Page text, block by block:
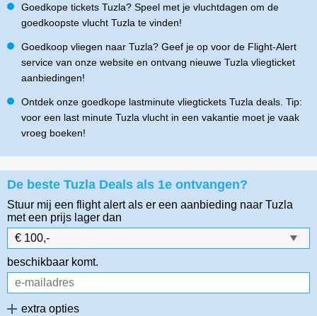
Goedkope tickets Tuzla? Speel met je vluchtdagen om de
goedkoopste vlucht Tuzla te vinden!
Goedkoop vliegen naar Tuzla? Geef je op voor de Flight-Alert
service van onze website en ontvang nieuwe Tuzla vliegticket
aanbiedingen!
Ontdek onze goedkope lastminute vliegtickets Tuzla deals. Tip:
voor een last minute Tuzla vlucht in een vakantie moet je vaak
vroeg boeken!
De beste Tuzla Deals als 1e ontvangen?
Stuur mij een flight alert als er een aanbieding naar Tuzla
met een prijs lager dan
beschikbaar komt.
extra opties